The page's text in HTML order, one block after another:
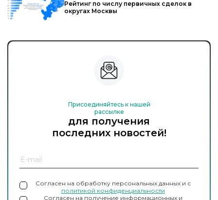
Рейтинг по числу первичных сделок в
округах Москвы
Присоединяйтесь к нашей
рассылке
для получения
последних новостей!
Согласен на обработку персональных данных и с
политикой конфиденциальности
Согласен на получение информационных и